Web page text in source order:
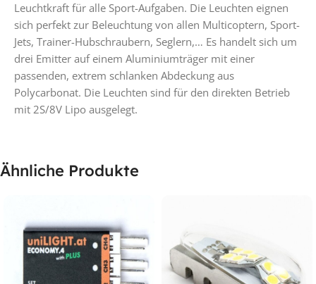
Leuchtkraft für alle Sport-Aufgaben. Die Leuchten eignen
sich perfekt zur Beleuchtung von allen Multicoptern, Sport-
Jets, Trainer-Hubschraubern, Seglern,… Es handelt sich um
drei Emitter auf einem Aluminiumträger mit einer
passenden, extrem schlanken Abdeckung aus
Polycarbonat. Die Leuchten sind für den direkten Betrieb
mit 2S/8V Lipo ausgelegt.
Ähnliche Produkte